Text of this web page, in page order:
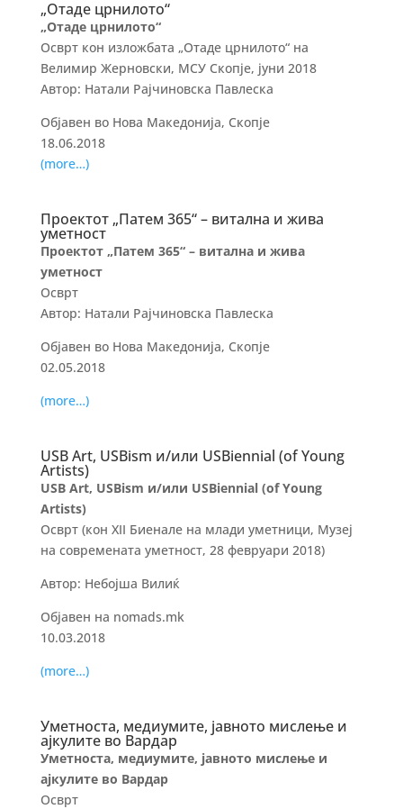
„Отаде црнилото“
„Отаде црнилото“
Осврт кон изложбата „Отаде црнилото“ на
Велимир Жерновски, МСУ Скопје, јуни 2018
Автор: Натали Рајчиновска Павлеска
Објавен во Нова Македонија, Скопје
18.06.2018
(more…)
Проектот „Патем 365“ – витална и жива
уметност
Проектот „Патем 365“ – витална и жива
уметност
Осврт
Автор: Натали Рајчиновска Павлеска
Објавен во Нова Македонија, Скопје
02.05.2018
(more…)
USB Art, USBism и/или USBiennial (of Young
Artists)
USB Art, USBism и/или USBiennial (of Young
Artists)
Осврт (кон XII Биенале на млади уметници, Музеј
на современата уметност, 28 февруари 2018)
Автор: Небојша Вилиќ
Објавен на nomads.mk
10.03.2018
(more…)
Уметноста, медиумите, јавното мислење и
ајкулите во Вардар
Уметноста, медиумите, јавното мислење и
ајкулите во Вардар
Осврт